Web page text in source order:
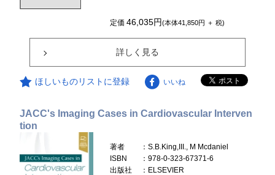
定価46,035円(本体41,850円 ＋ 税)
詳しく見る
ほしいものリストに登録 いいね
JACC's Imaging Cases in Cardiovascular Interven
tion
著者
：S.B.King,III., M Mcdaniel
ISBN
：978-0-323-67371-6
出版社
：ELSEVIER